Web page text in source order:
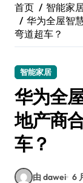
首页 智能家
华为全屋智
弯道超车？
智能家居
华为全
地产商
车？
由 dawei 6